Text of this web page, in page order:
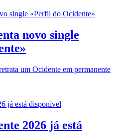
novo single
um Ocidente em permanente
2026 já está